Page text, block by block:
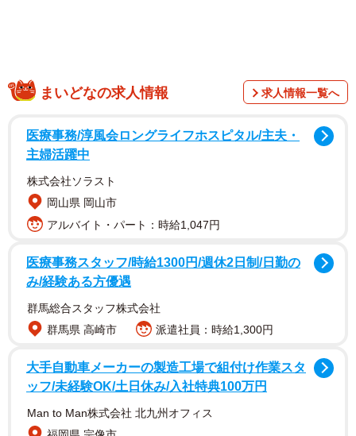
まいどなの求人情報 求人情報一覧へ
医療事務/淳風会ロングライフホスピタル/主夫・
主婦活躍中
株式会社ソラスト
岡山県 岡山市
アルバイト・パート：時給1,047円
医療事務スタッフ/時給1300円/週休2日制/日勤の
み/経験ある方優遇
群馬総合スタッフ株式会社
群馬県 高崎市
派遣社員：時給1,300円
大手自動車メーカーの製造工場で組付け作業スタ
ッフ/未経験OK/土日休み/入社特典100万円
Man to Man株式会社 北九州オフィス